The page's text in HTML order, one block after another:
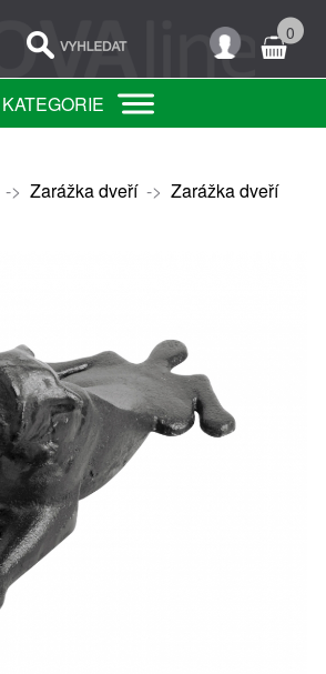
0
KATEGORIE
> Zarážka dveří-> Zarážka dveří